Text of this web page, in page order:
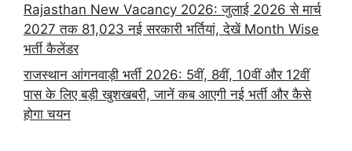
Rajasthan New Vacancy 2026: जुलाई 2026 से मार्च
2027 तक 81,023 नई सरकारी भर्तियां, देखें Month Wise
भर्ती कैलेंडर
राजस्थान आंगनवाड़ी भर्ती 2026: 5वीं, 8वीं, 10वीं और 12वीं
पास के लिए बड़ी खुशखबरी, जानें कब आएगी नई भर्ती और कैसे
होगा चयन